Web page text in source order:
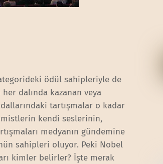
ödül sahipleriyle de
her dalında kazanan veya
dallarındaki tartışmalar o kadar
kendi seslerinin,
medyanın gündemine
sahipleri oluyor. Peki Nobel
kimler belirler? İşte merak